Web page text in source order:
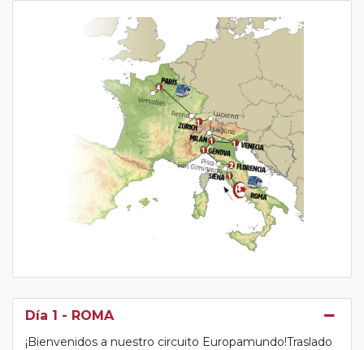
Día 1 - ROMA
¡Bienvenidos a nuestro circuito Europamundo!Traslado